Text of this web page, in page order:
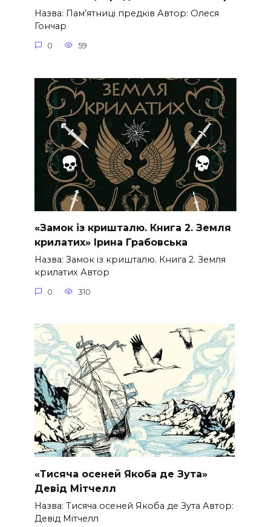
Назва: Пам’ятниці предків Автор: Олеся
Гончар
0 59
«Замок із кришталю. Книга 2. Земля
крилатих» Ірина Грабовська
Назва: Замок із кришталю. Книга 2. Земля
крилатих Автор
0 310
«Тисяча осеней Якоба де Зута»
Девід Мітчелл
Назва: Тисяча осеней Якоба де Зута Автор:
Девід Мітчелл